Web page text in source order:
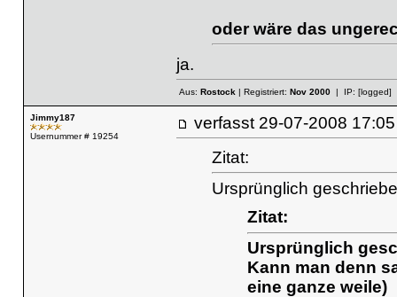
oder wäre das
ja.
Aus: Rostock| Registriert: Nov 2000| IP: [logged]
Jimmy187
Usernummer # 19254
verfasst 29-07-2008
Zitat:
Ursprünglich
Zitat:
Ursprünglich
Kann man denn
eine ganze weile)